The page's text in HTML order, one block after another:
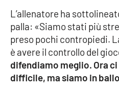
EDIZIONI
Catanzaro
Crotone
L’allenatore ha
palla: «Siamo stati più
preso pochi contropiedi.
è avere il controllo del
difendiamo meglio. Ora
difficile, ma siamo in